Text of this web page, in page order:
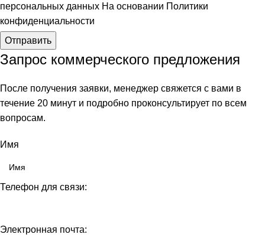
персональных данных На основании Политики
конфиденциальности
Отправить
Запрос коммерческого предложения
После получения заявки, менеджер свяжется с вами в
течение 20 минут и подробно проконсультирует по всем
вопросам.
Имя
Телефон для связи:
Электронная почта: